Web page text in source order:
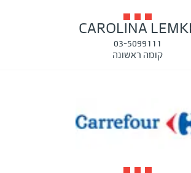
CAROLINA
03-5099111
קומה ראשונה